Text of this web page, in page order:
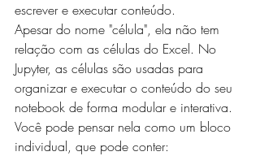
escrever e executar conteúdo.
Apesar do nome "célula", ela não tem
relação com as células do Excel. No
Jupyter, as células são usadas para
organizar e executar o conteúdo do seu
notebook de forma modular e interativa.
Você pode pensar nela como um bloco
individual, que pode conter: